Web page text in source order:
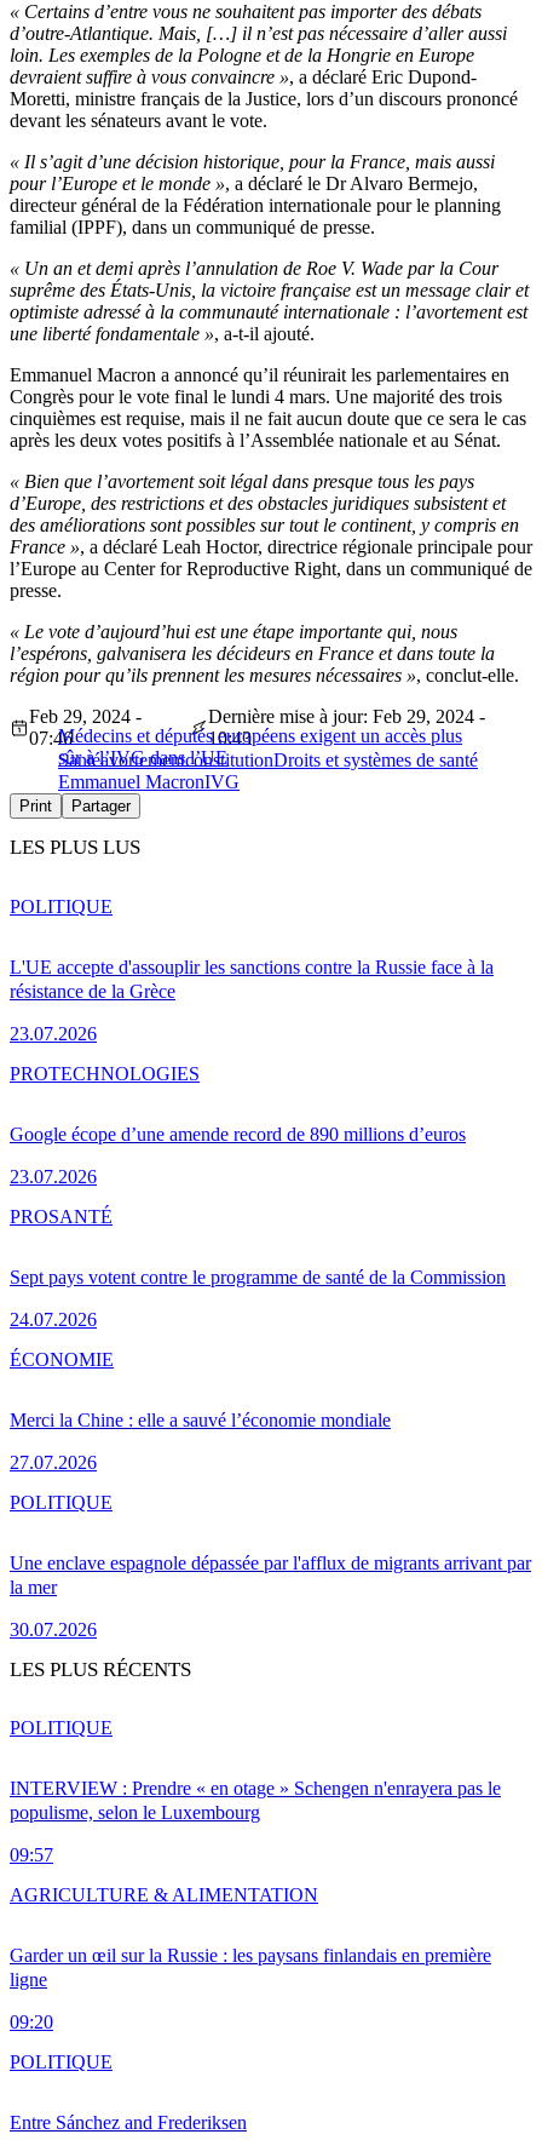
« Certains d’entre vous ne souhaitent pas importer des débats
d’outre-Atlantique. Mais, […] il n’est pas nécessaire d’aller aussi
loin. Les exemples de la Pologne et de la Hongrie en Europe
devraient suffire à vous convaincre », a déclaré Eric Dupond-
Moretti, ministre français de la Justice, lors d’un discours prononcé
devant les sénateurs avant le vote.
« Il s’agit d’une décision historique, pour la France, mais aussi
pour l’Europe et le monde », a déclaré le Dr Alvaro Bermejo,
directeur général de la Fédération internationale pour le planning
familial (IPPF), dans un communiqué de presse.
« Un an et demi après l’annulation de Roe V. Wade par la Cour
suprême des États-Unis, la victoire française est un message clair et
optimiste adressé à la communauté internationale : l’avortement est
une liberté fondamentale », a-t-il ajouté.
Emmanuel Macron a annoncé qu’il réunirait les parlementaires en
Congrès pour le vote final le lundi 4 mars. Une majorité des trois
cinquièmes est requise, mais il ne fait aucun doute que ce sera le cas
après les deux votes positifs à l’Assemblée nationale et au Sénat.
« Bien que l’avortement soit légal dans presque tous les pays
d’Europe, des restrictions et des obstacles juridiques subsistent et
des améliorations sont possibles sur tout le continent, y compris en
France », a déclaré Leah Hoctor, directrice régionale principale pour
l’Europe au Center for Reproductive Right, dans un communiqué de
presse.
« Le vote d’aujourd’hui est une étape importante qui, nous
l’espérons, galvanisera les décideurs en France et dans toute la
région pour qu’ils prennent les mesures nécessaires », conclut-elle.
Médecins et députés européens exigent un accès plus
sûr à l’IVG dans l’UE
Feb 29, 2024 -
07:46
Dernière mise à jour: Feb 29, 2024 -
10:43
SantéavortementconstitutionDroits et systèmes de santé
Emmanuel MacronIVG
Print Partager
LES PLUS LUS
L'UE accepte d'assouplir les sanctions contre la Russie face à la
résistance de la Grèce
23.07.2026
POLITIQUE
Google écope d’une amende record de 890 millions d’euros
23.07.2026
PROTECHNOLOGIES
Sept pays votent contre le programme de santé de la Commission
24.07.2026
PROSANTÉ
Merci la Chine : elle a sauvé l’économie mondiale
27.07.2026
ÉCONOMIE
Une enclave espagnole dépassée par l'afflux de migrants arrivant par
la mer
30.07.2026
POLITIQUE
LES PLUS RÉCENTS
INTERVIEW : Prendre « en otage » Schengen n'enrayera pas le
populisme, selon le Luxembourg
09:57
POLITIQUE
Garder un œil sur la Russie : les paysans finlandais en première
ligne
09:20
AGRICULTURE & ALIMENTATION
Entre Sánchez and Frederiksen
POLITIQUE